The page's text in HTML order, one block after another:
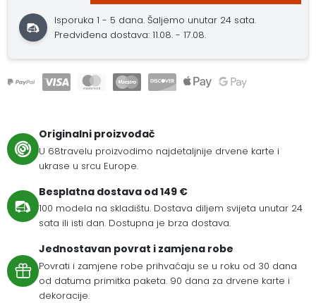
Isporuka 1 - 5 dana. Šaljemo unutar 24 sata.
Predviđena dostava: 11.08. - 17.08.
Originalni proizvođač
U 68travelu proizvodimo najdetaljnije drvene karte i
ukrase u srcu Europe.
Besplatna dostava od 149 €
100 modela na skladištu. Dostava diljem svijeta unutar 24
sata ili isti dan. Dostupna je brza dostava.
Jednostavan povrat i zamjena robe
Povrati i zamjene robe prihvaćaju se u roku od 30 dana
od datuma primitka paketa. 90 dana za drvene karte i
dekoracije.